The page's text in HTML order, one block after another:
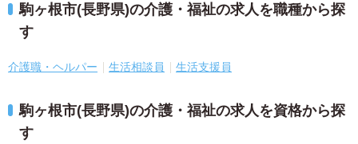
駒ヶ根市(長野県)の介護・福祉の求人を職種から探
す
介護職・ヘルパー 生活相談員 生活支援員
駒ヶ根市(長野県)の介護・福祉の求人を資格から探
す